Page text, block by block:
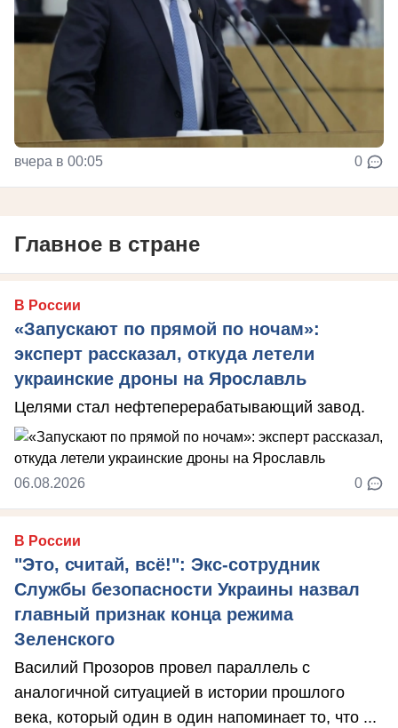
вчера в 00:05 0
Главное в стране
В России
«Запускают по прямой по ночам»:
эксперт рассказал, откуда летели
украинские дроны на Ярославль
Целями стал нефтеперерабатывающий завод.
06.08.2026 0
В России
"Это, считай, всё!": Экс-сотрудник
Службы безопасности Украины назвал
главный признак конца режима
Зеленского
Василий Прозоров провел параллель с
аналогичной ситуацией в истории прошлого
века, который один в один напоминает то, что ...